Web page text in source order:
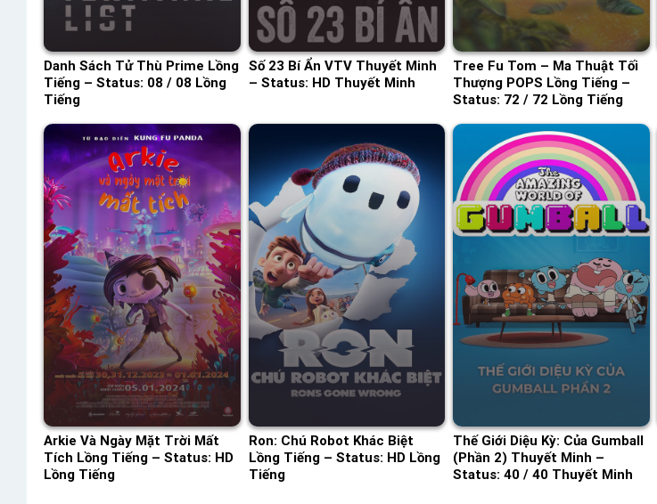
Danh Sách Tử Thù Prime Lồng
Tiếng – Status: 08 / 08 Lồng
Tiếng
Số 23 Bí Ẩn VTV Thuyết Minh
– Status: HD Thuyết Minh
Tree Fu Tom – Ma Thuật Tối
Thượng POPS Lồng Tiếng –
Status: 72 / 72 Lồng Tiếng
Arkie Và Ngày Mặt Trời Mất
Tích Lồng Tiếng – Status: HD
Lồng Tiếng
Ron: Chú Robot Khác Biệt
Lồng Tiếng – Status: HD Lồng
Tiếng
Thế Giới Diệu Kỳ: Của Gumball
(Phần 2) Thuyết Minh –
Status: 40 / 40 Thuyết Minh